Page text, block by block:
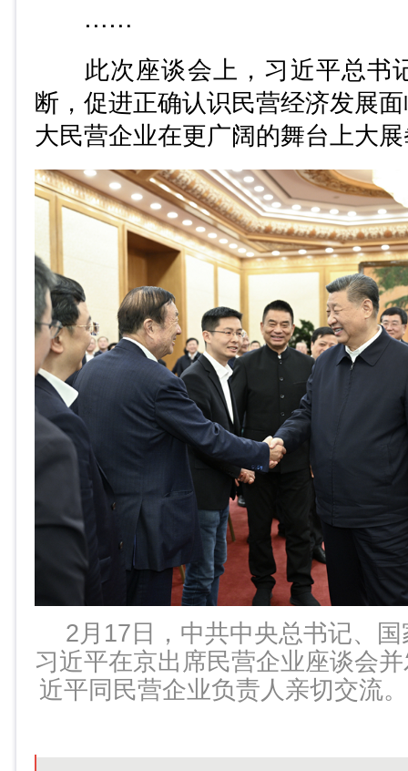
……
此次座谈会上，习近平总书
断，促进正确认识民营经济发展
大民营企业在更广阔的舞台上大
2月17日，中共中央总书记、
习近平在京出席民营企业座谈会
近平同民营企业负责人亲切交流